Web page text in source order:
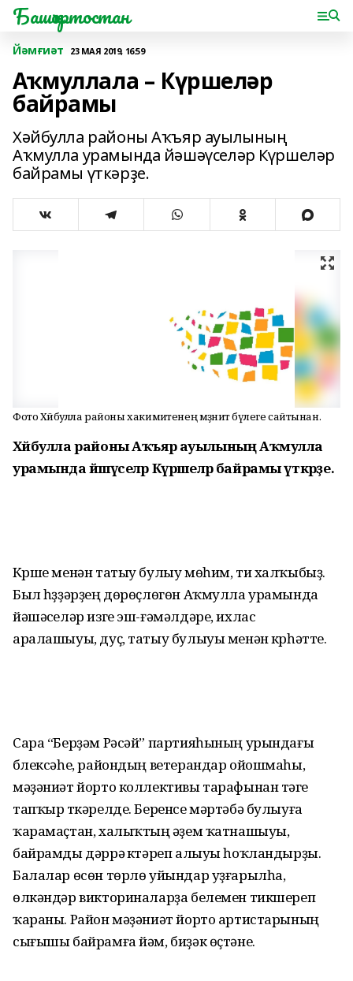
Башҡортостан
Йәмғиәт 23 МАЯ 2019, 16:59
Аҡмуллала – Күршеләр
байрамы
Хәйбулла районы Аҡъяр ауылының
Аҡмулла урамында йәшәүселәр Күршеләр
байрамы үткәрҙе.
Фото Хәйбулла районы хакимиәтенең мәҙәниәт бүлеге сайтынан.
Хәйбулла районы Аҡъяр ауылының Аҡмулла
урамында йәшәүселәр Күршеләр байрамы үткәрҙе.
Күрше менән татыу булыу мөһим, ти халҡыбыҙ.
Был һүҙҙәрҙең дөрөҫлөгөн Аҡмулла урамында
йәшәүселәр изге эш-ғәмәлдәре, ихлас
аралашыуы, дуҫ, татыу булыуы менән күрһәтте.
Сара “Берҙәм Рәсәй” партияһының урындағы
бүлексәһе, райондың ветерандар ойошмаһы,
мәҙәниәт йорто коллективы тарафынан тәүге
тапҡыр үткәрелде. Беренсе мәртәбә булыуға
ҡарамаҫтан, халыҡтың әүҙем ҡатнашыуы,
байрамды дәррәү күтәреп алыуы һоҡландырҙы.
Балалар өсөн төрлө уйындар уҙғарылһа,
өлкәндәр викториналарҙа белемен тикшереп
ҡараны. Район мәҙәниәт йорто артистарының
сығышы байрамға йәм, биҙәк өҫтәне.